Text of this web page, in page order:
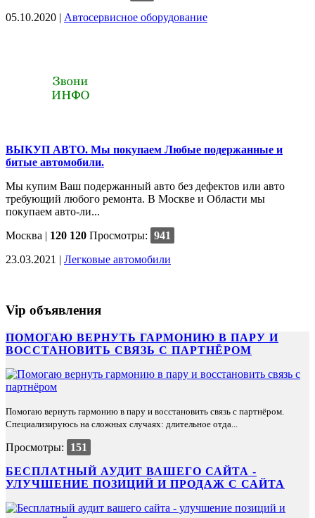
05.10.2020 | Автосервисное оборудование
ВЫКУП АВТО. Мы покупаем Любые подержанные и
битые автомобили.
Мы купим Ваш подержанный авто без дефектов или авто
требующий любого ремонта. В Москве и Области мы
покупаем авто-ли...
Москва | 120 120 Просмотры: 941
23.03.2021 | Легковые автомобили
Vip объявления
ПОМОГАЮ ВЕРНУТЬ ГАРМОНИЮ В ПАРУ И
ВОССТАНОВИТЬ СВЯЗЬ С ПАРТНЁРОМ
Помогаю вернуть гармонию в пару и восстановить связь с партнёром.
Специализируюсь на сложных случаях: длительное отда...
Просмотры:
151
БЕСПЛАТНЫЙ АУДИТ ВАШЕГО САЙТА -
УЛУЧШЕНИЕ ПОЗИЦИЙ И ПРОДАЖ С САЙТА